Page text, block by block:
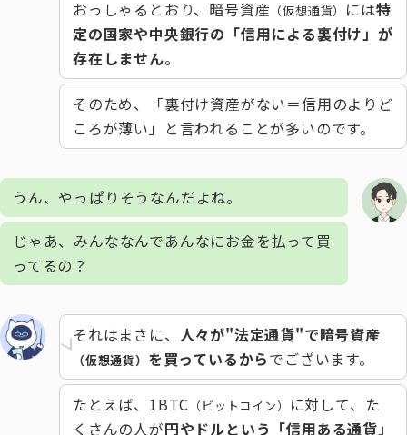
おっしゃるとおり、暗号資産 （仮想通貨） には特
定の国家や中央銀行の「信用による裏付け」が
存在しません。
そのため、「裏付け資産がない＝信用のよりど
ころが薄い」と言われることが多いのです。
うん、やっぱりそうなんだよね。
じゃあ、みんななんであんなにお金を払って買
ってるの？
それはまさに、 人々が"法定通貨"で暗号資産
（仮想通貨） を買っているからでございます。
たとえば、1BTC （ビットコイン）
に対して、た
くさんの人が円やドルという「信用ある通貨」